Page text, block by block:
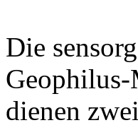
Die
Geophilus-
dienen